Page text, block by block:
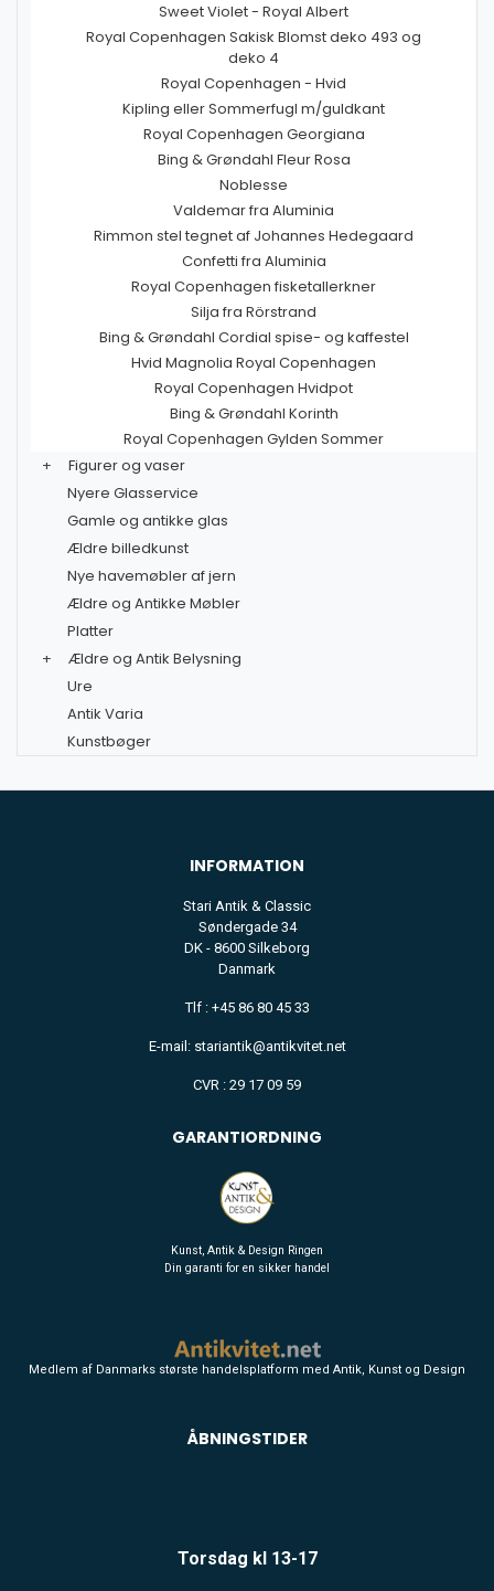
Sweet Violet - Royal Albert
Royal Copenhagen Sakisk Blomst deko 493 og
deko 4
Royal Copenhagen - Hvid
Kipling eller Sommerfugl m/guldkant
Royal Copenhagen Georgiana
Bing & Grøndahl Fleur Rosa
Noblesse
Valdemar fra Aluminia
Rimmon stel tegnet af Johannes Hedegaard
Confetti fra Aluminia
Royal Copenhagen fisketallerkner
Silja fra Rörstrand
Bing & Grøndahl Cordial spise- og kaffestel
Hvid Magnolia Royal Copenhagen
Royal Copenhagen Hvidpot
Bing & Grøndahl Korinth
Royal Copenhagen Gylden Sommer
+
Figurer og vaser
Nyere Glasservice
Gamle og antikke glas
Ældre billedkunst
Nye havemøbler af jern
Ældre og Antikke Møbler
Platter
+
Ældre og Antik Belysning
Ure
Antik Varia
Kunstbøger
INFORMATION
Stari Antik & Classic
Søndergade 34
DK - 8600 Silkeborg
Danmark
Tlf : +45 86 80 45 33
E-mail: stariantik@antikvitet.net
CVR : 29 17 09 59
GARANTIORDNING
Kunst, Antik & Design Ringen
Din garanti for en sikker handel
Medlem af Danmarks største handelsplatform med Antik, Kunst og Design
ÅBNINGSTIDER
Torsdag kl 13-17